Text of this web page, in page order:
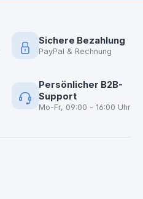
Sichere Bezahlung
PayPal & Rechnung
Persönlicher B2B-
Support
Mo-Fr, 09:00 - 16:00 Uhr